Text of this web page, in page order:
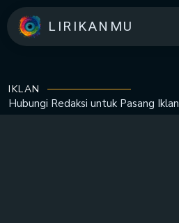
LIRIKANMU
IKLAN
Hubungi Redaksi untuk Pasang Iklan